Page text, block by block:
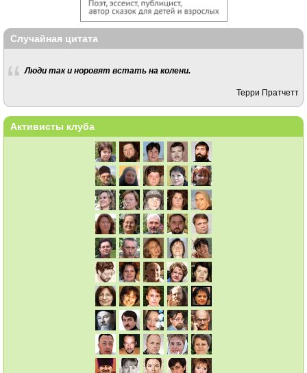
Случайная цитата
Люди так и норовят встать на колени.
Терри Пратчетт
Активисты клуба